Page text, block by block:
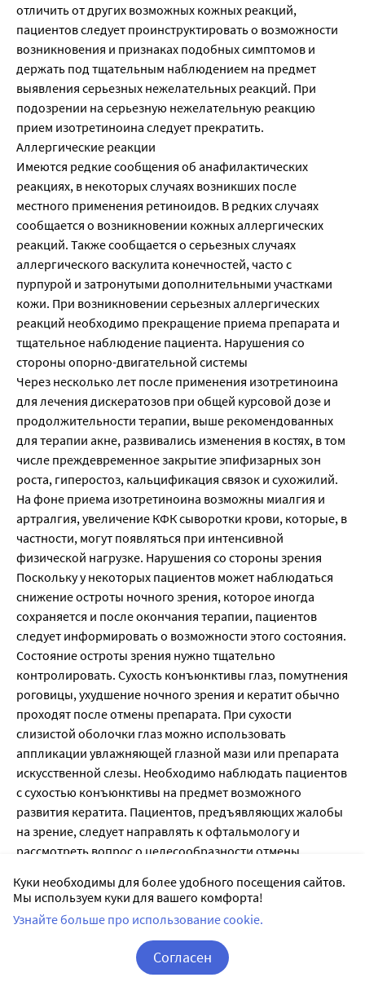
отличить от других возможных кожных реакций,
пациентов следует проинструктировать о возможности
возникновения и признаках подобных симптомов и
держать под тщательным наблюдением на предмет
выявления серьезных нежелательных реакций. При
подозрении на серьезную нежелательную реакцию
прием изотретиноина следует прекратить.
Аллергические реакции
Имеются редкие сообщения об анафилактических
реакциях, в некоторых случаях возникших после
местного применения ретиноидов. В редких случаях
сообщается о возникновении кожных аллергических
реакций. Также сообщается о серьезных случаях
аллергического васкулита конечностей, часто с
пурпурой и затронутыми дополнительными участками
кожи. При возникновении серьезных аллергических
реакций необходимо прекращение приема препарата и
тщательное наблюдение пациента. Нарушения со
стороны опорно-двигательной системы
Через несколько лет после применения изотретиноина
для лечения дискератозов при общей курсовой дозе и
продолжительности терапии, выше рекомендованных
для терапии акне, развивались изменения в костях, в том
числе преждевременное закрытие эпифизарных зон
роста, гиперостоз, кальцификация связок и сухожилий.
На фоне приема изотретиноина возможны миалгия и
артралгия, увеличение КФК сыворотки крови, которые, в
частности, могут появляться при интенсивной
физической нагрузке. Нарушения со стороны зрения
Поскольку у некоторых пациентов может наблюдаться
снижение остроты ночного зрения, которое иногда
сохраняется и после окончания терапии, пациентов
следует информировать о возможности этого состояния.
Состояние остроты зрения нужно тщательно
контролировать. Сухость конъюнктивы глаз, помутнения
роговицы, ухудшение ночного зрения и кератит обычно
проходят после отмены препарата. При сухости
слизистой оболочки глаз можно использовать
аппликации увлажняющей глазной мази или препарата
искусственной слезы. Необходимо наблюдать пациентов
с сухостью конъюнктивы на предмет возможного
развития кератита. Пациентов, предъявляющих жалобы
на зрение, следует направлять к офтальмологу и
рассмотреть вопрос о целесообразности отмены
на время терапии следует использовать очки. Следует
ограничивать воздействие солнечных и УФ-лучей.
Доброкачественная внутричерепная гипертензия
Описаны редкие случаи развития доброкачественной
внутричерепной гипертензии («псевдоопухоль
Куки необходимы для более удобного посещения сайтов.
Мы используем куки для вашего комфорта!
Узнайте больше про использование cookie.
Согласен